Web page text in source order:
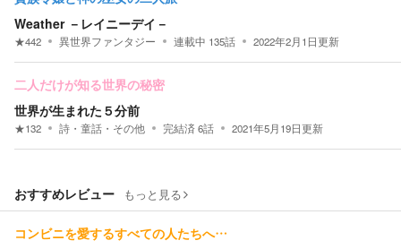
Weather －レイニーデイ－
★442 異世界ファンタジー 連載中 135話 2022年2月1日更新
二人だけが知る世界の秘密
世界が生まれた５分前
★132 詩・童話・その他 完結済6話 2021年5月19日更新
おすすめレビュー もっと見る
コンビニを愛するすべての人たちへ…